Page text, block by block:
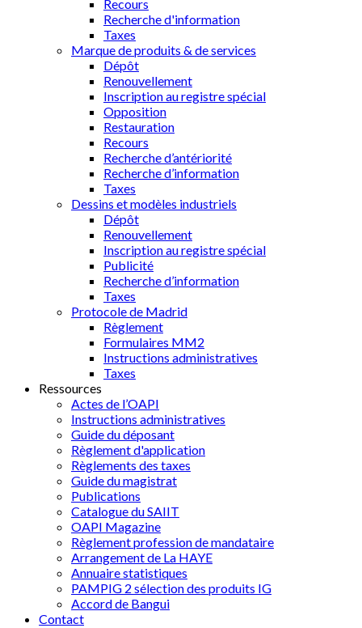
Recours
Recherche d'information
Taxes
Marque de produits & de services
Dépôt
Renouvellement
Inscription au registre spécial
Opposition
Restauration
Recours
Recherche d’antériorité
Recherche d’information
Taxes
Dessins et modèles industriels
Dépôt
Renouvellement
Inscription au registre spécial
Publicité
Recherche d’information
Taxes
Protocole de Madrid
Règlement
Formulaires MM2
Instructions administratives
Taxes
Ressources
Actes de l’OAPI
Instructions administratives
Guide du déposant
Règlement d'application
Règlements des taxes
Guide du magistrat
Publications
Catalogue du SAIIT
OAPI Magazine
Règlement profession de mandataire
Arrangement de La HAYE
Annuaire statistiques
PAMPIG 2 sélection des produits IG
Accord de Bangui
Contact